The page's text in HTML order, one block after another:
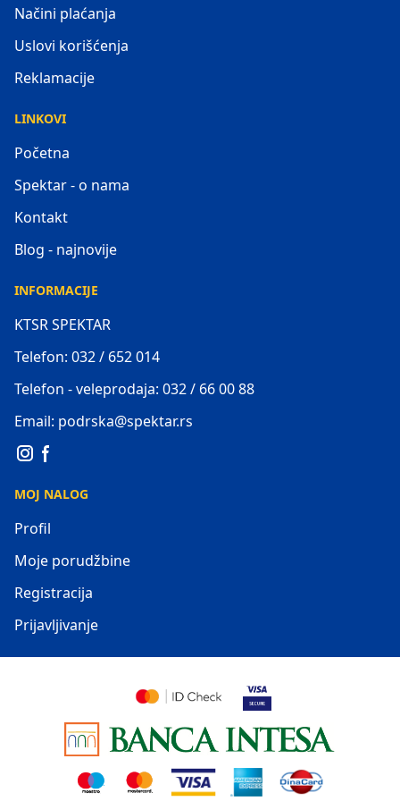
Načini plaćanja
Uslovi korišćenja
Reklamacije
LINKOVI
Početna
Spektar - o nama
Kontakt
Blog - najnovije
INFORMACIJE
KTSR SPEKTAR
Telefon: 032 / 652 014
Telefon - veleprodaja: 032 / 66 00 88
Email: podrska@spektar.rs
MOJ NALOG
Profil
Moje porudžbine
Registracija
Prijavljivanje